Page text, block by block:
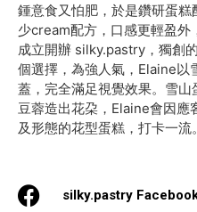
鍾意食又怕肥，於是鑽研蛋
少cream配方，口感更輕盈
成立開辦 silky.pastry，獨創
個選擇，為強人氣，Elaine以
蓋，完全滿足視覺效果。雪
豆蓉造出花朶，Elaine會因應
及形態的花型蛋糕，打卡一流。
silky.pastry